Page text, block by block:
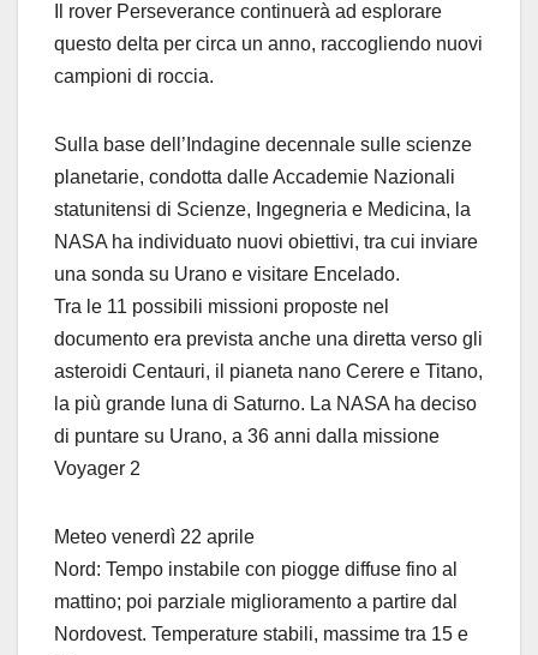
Il rover Perseverance continuerà ad esplorare
questo delta per circa un anno, raccogliendo nuovi
campioni di roccia.
Sulla base dell’Indagine decennale sulle scienze
planetarie, condotta dalle Accademie Nazionali
statunitensi di Scienze, Ingegneria e Medicina, la
NASA ha individuato nuovi obiettivi, tra cui inviare
una sonda su Urano e visitare Encelado.
Tra le 11 possibili missioni proposte nel
documento era prevista anche una diretta verso gli
asteroidi Centauri, il pianeta nano Cerere e Titano,
la più grande luna di Saturno. La NASA ha deciso
di puntare su Urano, a 36 anni dalla missione
Voyager 2
Meteo venerdì 22 aprile
Nord: Tempo instabile con piogge diffuse fino al
mattino; poi parziale miglioramento a partire dal
Nordovest. Temperature stabili, massime tra 15 e